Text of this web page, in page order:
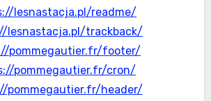
lesnastacja.pl/readme/
lesnastacja.pl/trackback/
pommegautier.fr/footer/
pommegautier.fr/cron/
pommegautier.fr/header/